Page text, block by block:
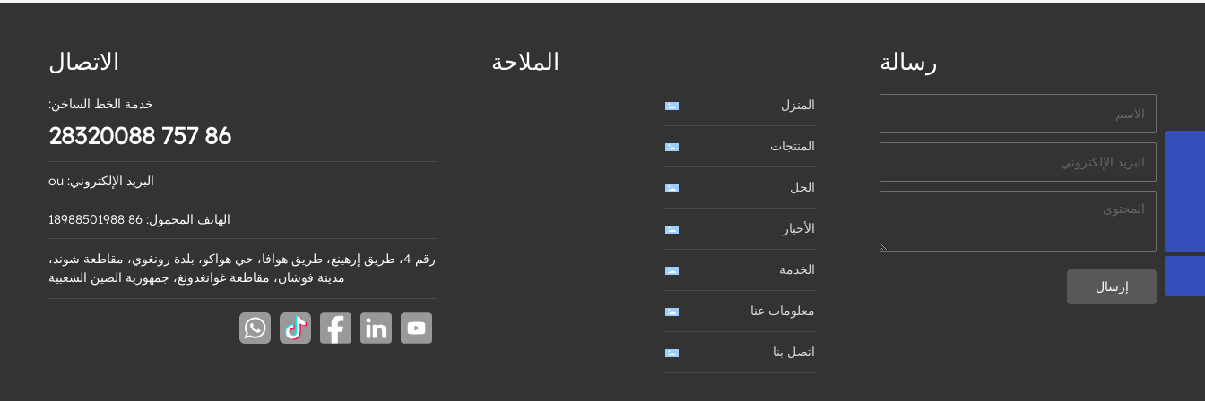
رسالة
إرسال
الملاحة
المنزل
المنتجات
الحل
الأخبار
الخدمة
معلومات عنا
اتصل بنا
الاتصال
خدمة الخط الساخن:
86 757 28320088
البريد الإلكتروني: ou
الهاتف المحمول: 86 18988501988
رقم 4، طريق إرهينغ، طريق هوافا، حي هواكو، بلدة رونغوي، مقاطعة شوند،
مدينة فوشان، مقاطعة غوانغدونغ، جمهورية الصين الشعبية
Wilpac@wil-pac.com
18988501988